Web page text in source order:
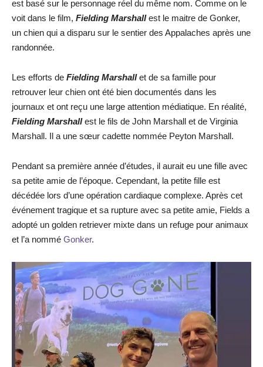
est basé sur le personnage réel du même nom. Comme on le
voit dans le film, Fielding Marshallest le maitre de Gonker,
un chien qui a disparu sur le sentier des Appalaches après une
randonnée.
Les efforts de Fielding Marshallet de sa famille pour
retrouver leur chien ont été bien documentés dans les
journaux et ont reçu une large attention médiatique. En réalité,
Fielding Marshallest le fils de John Marshall et de Virginia
Marshall. Il a une sœur cadette nommée Peyton Marshall.
Pendant sa première année d’études, il aurait eu une fille avec
sa petite amie de l’époque. Cependant, la petite fille est
décédée lors d’une opération cardiaque complexe. Après cet
événement tragique et sa rupture avec sa petite amie, Fields a
adopté un golden retriever mixte dans un refuge pour animaux
et l’a nommé Gonker.